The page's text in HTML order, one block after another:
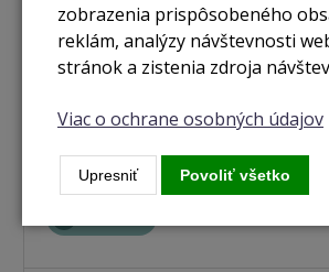
iPhone 12 Pro Max 256GB strieborná
zobrazenia prispôsobeného
reklám, analýzy návštevnosti
stránok a zistenia zdroja
Viac o ochrane osobných údajov
Upresniť Povoliť všetko